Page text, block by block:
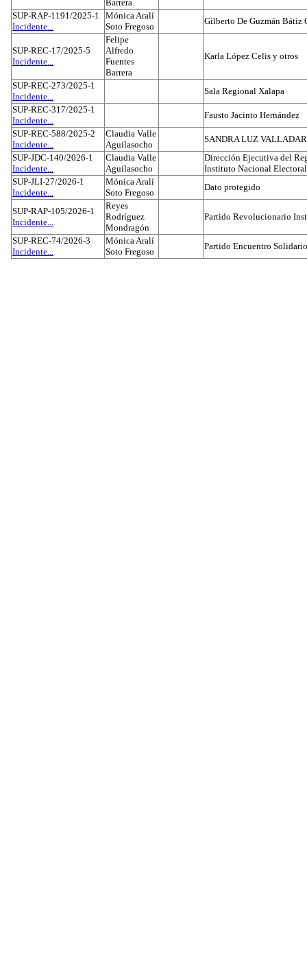
Barrera
SUP-RAP-1191/2025-1
Incidente...
Mónica Aralí
Soto Fregoso
Gilberto De Guzmán Bátiz
SUP-REC-17/2025-5
Incidente...
Felipe
Alfredo
Fuentes
Barrera
Karla López Celis y otros
SUP-REC-273/2025-1
Incidente...
Sala Regional Xalapa
SUP-REC-317/2025-1
Incidente...
Fausto Jacinto Hernández
SUP-REC-588/2025-2
Incidente...
Claudia Valle
Aguilasocho
SANDRA LUZ
SUP-JDC-140/2026-1
Incidente...
Claudia Valle
Aguilasocho
Dirección Ejecutiva del
Instituto Nacional Electoral
SUP-JLI-27/2026-1
Incidente...
Mónica Aralí
Soto Fregoso
Dato protegido
SUP-RAP-105/2026-1
Incidente...
Reyes
Rodríguez
Mondragón
Partido Revolucionario
SUP-REC-74/2026-3
Incidente...
Mónica Aralí
Soto Fregoso
Partido Encuentro